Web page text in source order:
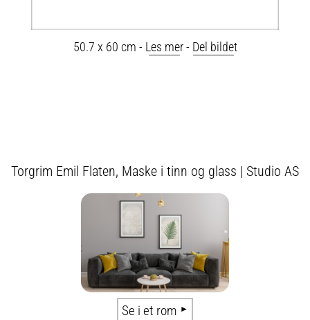
50.7 x 60 cm - Les mer- Del bildet
Torgrim Emil Flaten, Maske i tinn og glass | Studio AS
Se i et rom